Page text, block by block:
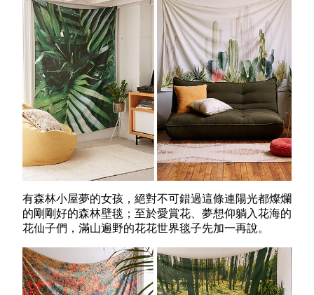
有森林小屋夢的女孩，絕對不可錯過這條連陽光都燦爛
的剛剛好的森林壁毯；至於愛賞花、夢想仰躺入花海的
花仙子們，滿山遍野的花花世界毯子先加一再說。